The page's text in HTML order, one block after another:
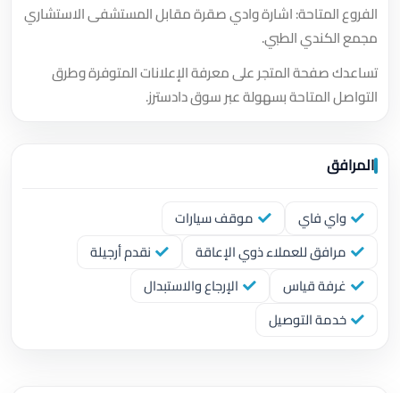
الفروع المتاحة: اشارة وادي صقرة مقابل المستشفى الاستشاري
مجمع الكندي الطبي.
تساعدك صفحة المتجر على معرفة الإعلانات المتوفرة وطرق
التواصل المتاحة بسهولة عبر سوق دادسترز.
المرافق
واي فاي
موقف سيارات
مرافق للعملاء ذوي الإعاقة
نقدم أرجيلة
غرفة قياس
الإرجاع والاستبدال
خدمة التوصيل